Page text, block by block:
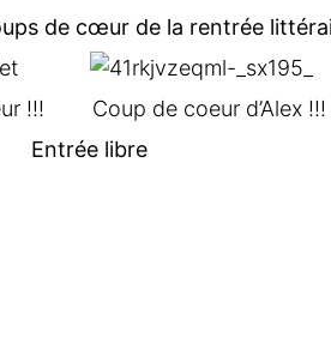
de cœur de la rentrée
d’Alex !!!
libre